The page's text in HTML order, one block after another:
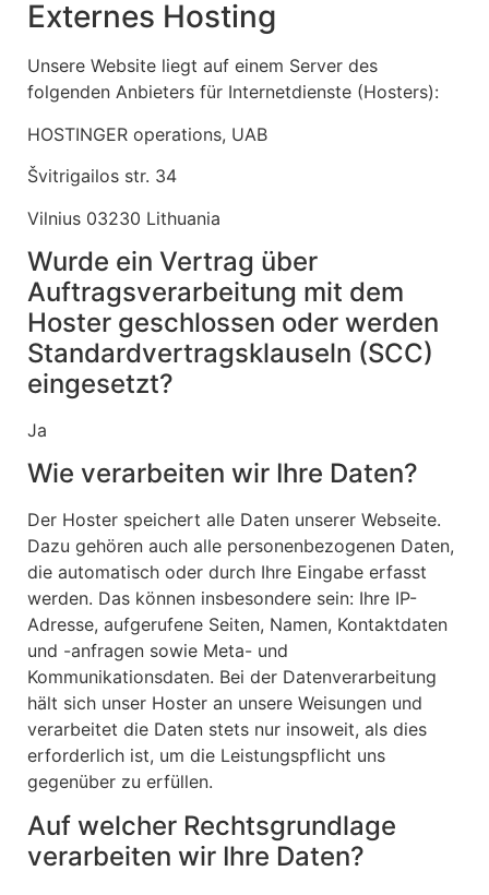
Externes Hosting
Unsere Website liegt auf einem Server des
folgenden Anbieters für Internetdienste (Hosters):
HOSTINGER operations, UAB
Švitrigailos str. 34
Vilnius 03230 Lithuania
Wurde ein Vertrag über
Auftragsverarbeitung mit dem
Hoster geschlossen oder werden
Standardvertragsklauseln (SCC)
eingesetzt?
Ja
Wie verarbeiten wir Ihre Daten?
Der Hoster speichert alle Daten unserer Webseite.
Dazu gehören auch alle personenbezogenen Daten,
die automatisch oder durch Ihre Eingabe erfasst
werden. Das können insbesondere sein: Ihre IP-
Adresse, aufgerufene Seiten, Namen, Kontaktdaten
und -anfragen sowie Meta- und
Kommunikationsdaten. Bei der Datenverarbeitung
hält sich unser Hoster an unsere Weisungen und
verarbeitet die Daten stets nur insoweit, als dies
erforderlich ist, um die Leistungspflicht uns
gegenüber zu erfüllen.
Auf welcher Rechtsgrundlage
verarbeiten wir Ihre Daten?